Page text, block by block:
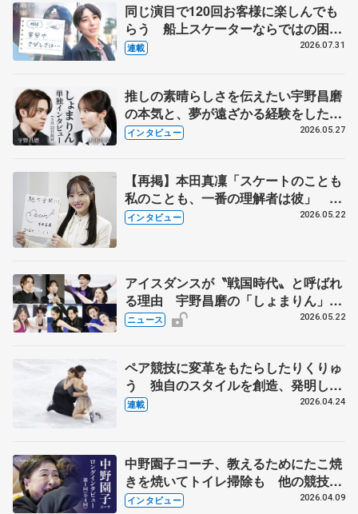
同じ演目で120回お客様に楽しんでも
らう 船上スケーターならではの困難
とは 影響あったPIW前キャプテン松
連載 2026.07.31
推しの素晴らしさを伝えたい宇野昌磨
の本気と、夢が遠ざかる経験をした本
田真凜の覚悟
インタビュー 2026.05.27
【再掲】本田真凜「スケートのことも
私のことも、一番の理解者は彼」 引
退時の単独インタビューで語った競技
インタビュー 2026.05.22
アイスダンスが〝戦国時代〟と呼ばれ
る理由 宇野昌磨の「しょまりん」ら
実力者が相次いで参戦 国内の競争激
ニュース 2026.05.22
ペア競技に変革をもたらしたりくりゅ
う 独自のスタイルを創造、発明した
【引退発表後②】
連載 2026.04.24
中野園子コーチ、教えるためにたこ焼
きを焼いてトイレ掃除も 他の競技に
も通用するという坂本花織の筋肉
インタビュー 2026.04.09